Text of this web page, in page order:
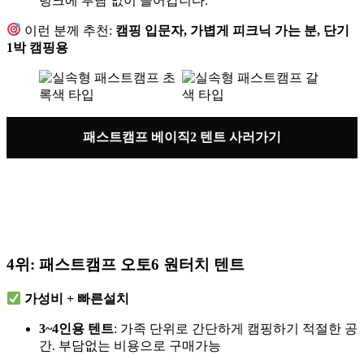
이런 분께 추천: 캠핑 입문자, 가볍게 피크닉 가는 분, 단기
1박 캠핑용
패스트캠프 베이직2 텐트 사러가기
4위: 패스트캠프 오토6 원터치 텐트
가성비 + 빠른설치
3~4인용 텐트: 가족 단위로 간단하게 캠핑하기 적절한 공
간. 부담없는 비용으로 구매가능